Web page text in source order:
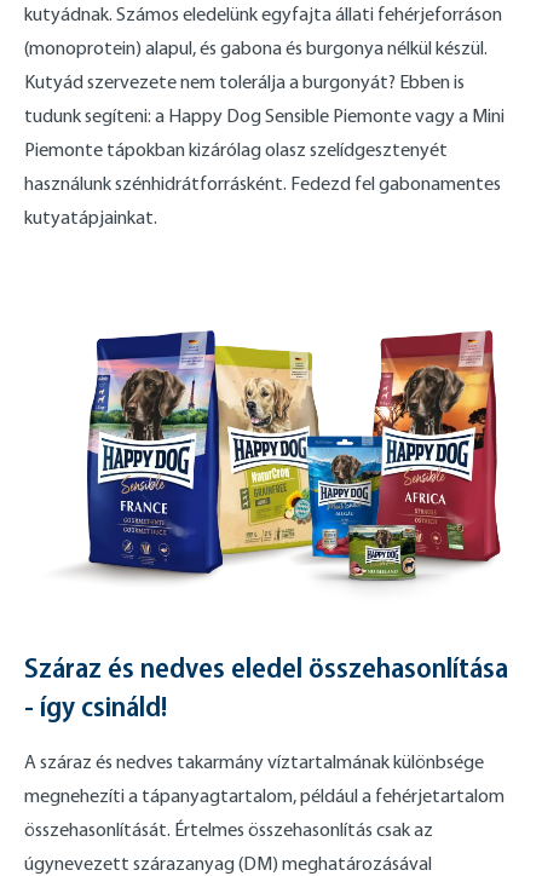
kutyádnak. Számos eledelünk egyfajta állati fehérjeforráson
(monoprotein) alapul, és gabona és burgonya nélkül készül.
Kutyád szervezete nem tolerálja a burgonyát? Ebben is
tudunk segíteni: a Happy Dog Sensible Piemonte vagy a Mini
Piemonte tápokban kizárólag olasz szelídgesztenyét
használunk szénhidrátforrásként. Fedezd fel gabonamentes
kutyatápjainkat.
Száraz és nedves eledel összehasonlítása
- így csináld!
A száraz és nedves takarmány víztartalmának különbsége
megnehezíti a tápanyagtartalom, például a fehérjetartalom
összehasonlítását. Értelmes összehasonlítás csak az
úgynevezett szárazanyag (DM) meghatározásával